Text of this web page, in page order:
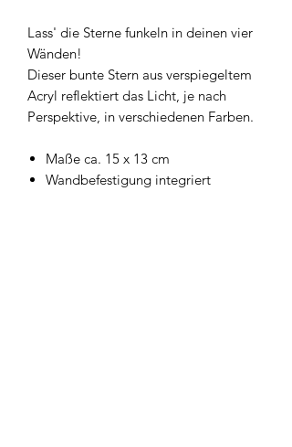
Lass' die Sterne funkeln in deinen vier
Wänden!
Dieser bunte Stern aus verspiegeltem
Acryl reflektiert das Licht, je nach
Perspektive, in verschiedenen Farben.
Maße ca. 15 x 13 cm
Wandbefestigung integriert